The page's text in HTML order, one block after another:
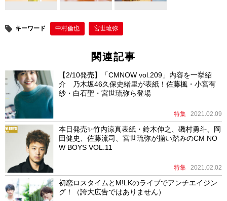
キーワード 中村倫也 宮世琉弥
関連記事
【2/10発売】「CMNOW vol.209」内容を一挙紹
介 乃木坂46久保史緒里が表紙！佐藤楓・小宮有
紗・白石聖・宮世琉弥ら登場
特集 2021.02.09
本日発売✨竹内涼真表紙・鈴木伸之、磯村勇斗、岡
田健史、佐藤流司、宮世琉弥が揃い踏みのCM NO
W BOYS VOL.11
特集 2021.02.02
初恋ロスタイムとM!LKのライブでアンチエイジン
グ！（誇大広告ではありません）